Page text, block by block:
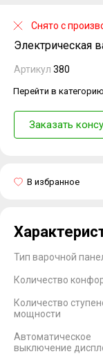
Электрическая
Артикул 380
Перейти в категорию
Заказать
В избранное
Снято с
Тип варочной
Количество
Количество
мощности
Автоматическое
выключение